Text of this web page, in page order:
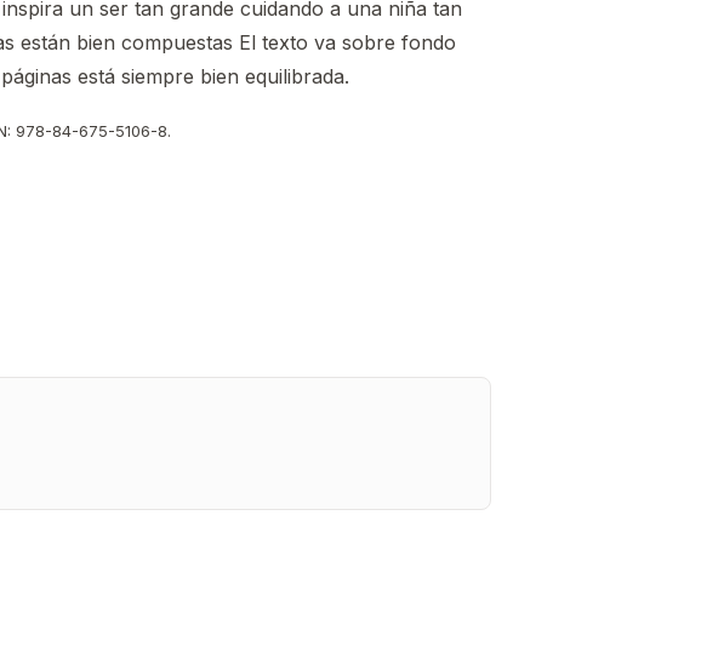
un ser tan grande cuidando a una niña tan
están bien compuestas El texto va sobre fondo
está siempre bien equilibrada.
978-84-675-5106-8.